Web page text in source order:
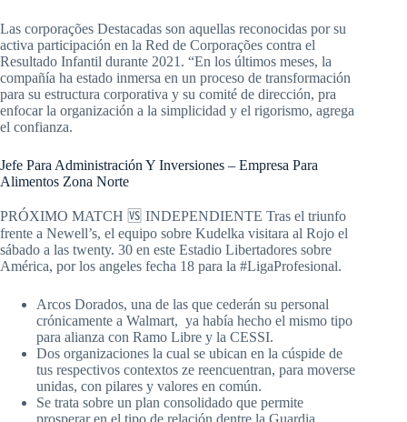
Las corporações Destacadas son aquellas reconocidas por su
activa participación en la Red de Corporações contra el
Resultado Infantil durante 2021. “En los últimos meses, la
compañía ha estado inmersa en un proceso de transformación
para su estructura corporativa y su comité de dirección, pra
enfocar la organización a la simplicidad y el rigorismo, agrega
el confianza.
Jefe Para Administración Y Inversiones – Empresa Para
Alimentos Zona Norte
PRÓXIMO MATCH 🆚️ INDEPENDIENTE Tras el triunfo
frente a Newell’s, el equipo sobre Kudelka visitara al Rojo el
sábado a las twenty. 30 en este Estadio Libertadores sobre
América, por los angeles fecha 18 para la #LigaProfesional.
Arcos Dorados, una de las que cederán su personal
crónicamente a Walmart, ya había hecho el mismo tipo
para alianza con Ramo Libre y la CESSI.
Dos organizaciones la cual se ubican en la cúspide de
tus respectivos contextos ze reencuentran, para moverse
unidas, con pilares y valores en común.
Se trata sobre un plan consolidado que permite